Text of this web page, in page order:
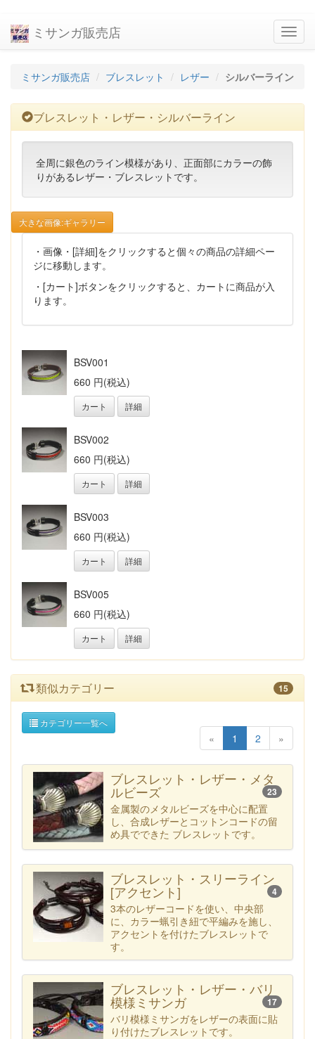
ミサンガ販売店
ミサンガ販売店 ブレスレット レザー シルバーライン
ブレスレット・レザー・シルバーライン
全周に銀色のライン模様があり、正面部にカラーの飾
りがあるレザー・ブレスレットです。
大きな画像:ギャラリー
・画像・[詳細]をクリックすると個々の商品の詳細ペー
ジに移動します。
・[カート]ボタンをクリックすると、カートに商品が入
ります。
BSV001
660 円(税込)
カート 詳細
BSV002
660 円(税込)
カート 詳細
BSV003
660 円(税込)
カート 詳細
BSV005
660 円(税込)
カート 詳細
類似カテゴリー 15
カテゴリー一覧へ
« 1 2 »
ブレスレット・レザー・メタ
ルビーズ 23
金属製のメタルビーズを中心に配置
し、合成レザーとコットンコードの留
め具でできた ブレスレットです。
ブレスレット・スリーライン
[アクセント] 4
3本のレザーコードを使い、中央部
に、カラー蝋引き紐で平編みを施し、
アクセントを付けたブレスレットで
す。
ブレスレット・レザー・バリ
模様ミサンガ 17
バリ模様ミサンガをレザーの表面に貼
り付けたブレスレットです。